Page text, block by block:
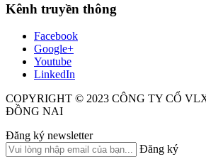
Kênh truyền thông
Facebook
Google+
Youtube
LinkedIn
COPYRIGHT © 2023 CÔNG TY CỔ
ĐỒNG NAI
Đăng ký newsletter
Đăng ký